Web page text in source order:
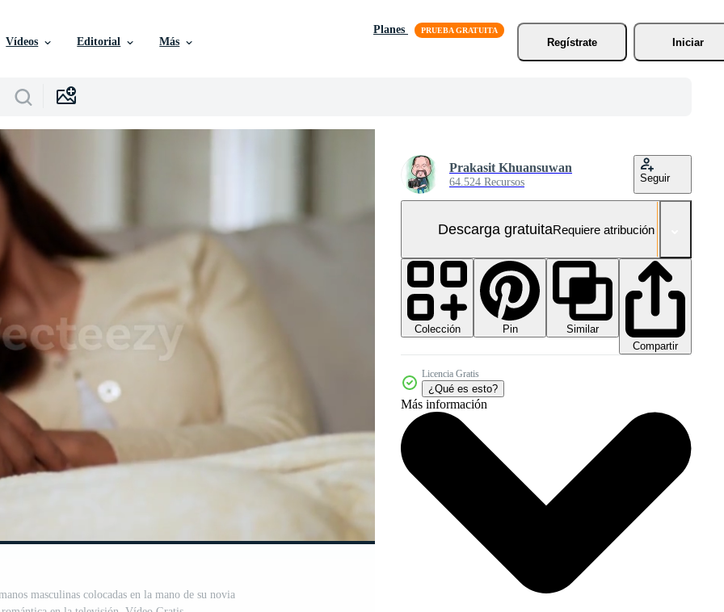
Vídeos Editorial Más
Planes
Regístrate
Iniciar
masculinas colocadas en la mano de su novia
Prakasit Khuansuwan
64.524 Recursos Seguir
Descarga gratuitaRequiere atribución
Colección Pin
Similar
Compartir
Licencia Gratis
¿Qué es esto?
Más información